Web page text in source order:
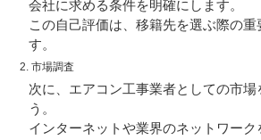
会社に求める条件を明確にします。
この自己評価は、移籍先を選ぶ際の重
す。
2. 市場調査
次に、エアコン工事業者としての市場
う。
インターネットや業界のネットワー